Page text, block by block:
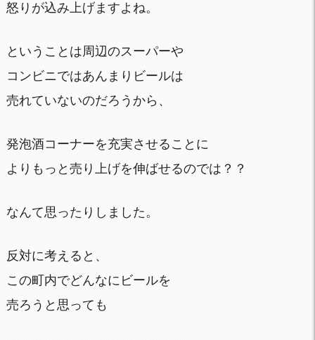
怒りが込み上げますよね。
ということは周辺のスーパーや
コンビニではあんまりビールは
売れていないのだろうから、
発泡酒コーナーを充実させることに
よりもっと売り上げを伸ばせるのでは？？
なんて思ったりしました。
反対に考えると、
この町内でどんなにビールを
売ろうと思っても